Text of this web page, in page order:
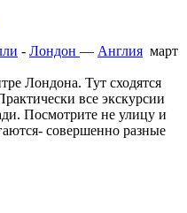
- Лондон — Англия март
Лондона. Тут сходятся
все экскурсии
Посмотрите не улицу и
совершенно разные